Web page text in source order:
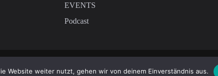
EVENTS
Podcast
Website weiter nutzt, gehen wir von deinem Einverständnis aus.